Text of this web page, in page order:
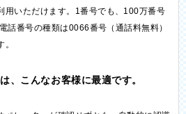
用いただけます。1番号でも、100万番号
話番号の種類は0066番号（通話料無料）
、こんなお客様に最適です。